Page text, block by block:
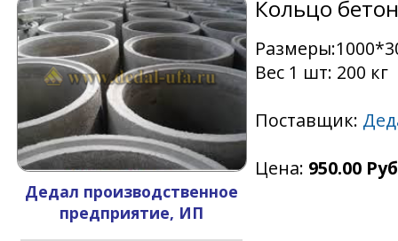
Дедал производственное
предприятие, ИП
Кольцо
Вес 1 шт: 200 кг
Поставщик:
Цена: 950.00